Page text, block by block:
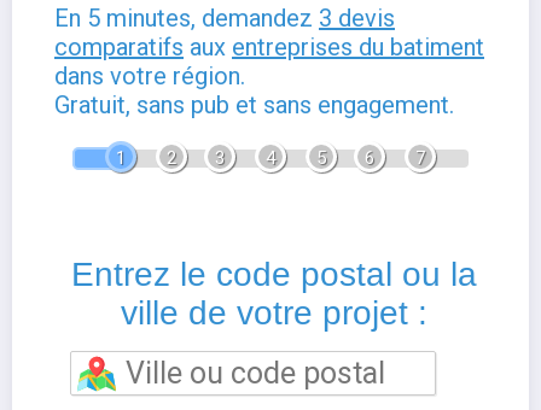
En 5 minutes, demandez 3 devis
comparatifs aux entreprises du batiment
dans votre région.
Gratuit, sans pub et sans engagement.
1 2 3 4 5 6 7
Entrez le code postal ou la
ville de votre projet :